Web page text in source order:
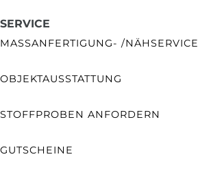
SERVICE
MASSANFERTIGUNG- /NÄHSERVICE
OBJEKTAUSSTATTUNG
STOFFPROBEN ANFORDERN
GUTSCHEINE